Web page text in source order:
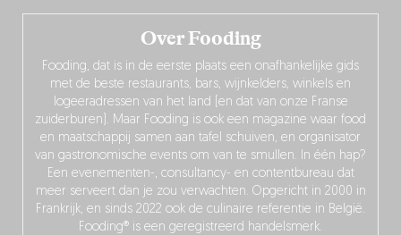
Over Fooding
Fooding, dat is in de eerste plaats een onafhankelijke gids
met de beste restaurants, bars, wijnkelders, winkels en
logeeradressen van het land (en dat van onze Franse
zuiderburen). Maar Fooding is ook een magazine waar food
en maatschappij samen aan tafel schuiven, en organisator
van gastronomische events om van te smullen. In één hap?
Een evenementen-, consultancy- en contentbureau dat
meer serveert dan je zou verwachten. Opgericht in 2000 in
Frankrijk, en sinds 2022 ook de culinaire referentie in België.
Fooding® is een geregistreerd handelsmerk.